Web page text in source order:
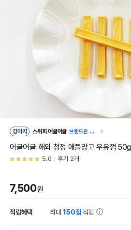
강아지 스위피 어글어글 브랜드관 이
어글어글 해외 청정 애플망고 우유껌 50g
5.0 후기 2개
7,500원
적립혜택 최대150점 적립